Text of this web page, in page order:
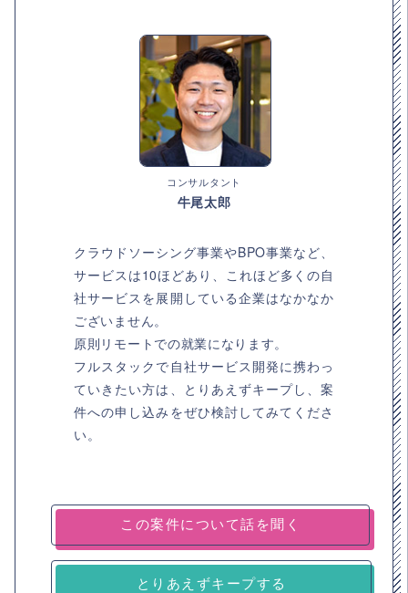
コンサルタント
牛尾太郎
クラウドソーシング事業やBPO事業など、
サービスは10ほどあり、これほど多くの自
社サービスを展開している企業はなかなか
ございません。
原則リモートでの就業になります。
フルスタックで自社サービス開発に携わっ
ていきたい方は、とりあえずキープし、案
件への申し込みをぜひ検討してみてくださ
い。
とりあえずキープする